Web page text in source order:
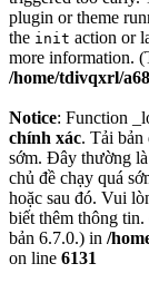
plugin or theme
the init action or
more information.
/home/tdivqxrl/
Notice: Function
chính xác. Tải bản
sớm. Đây thường
chủ đề chạy quá
hoặc sau đó. Vui
biết thêm thông
bản 6.7.0.) in /
on line 6131